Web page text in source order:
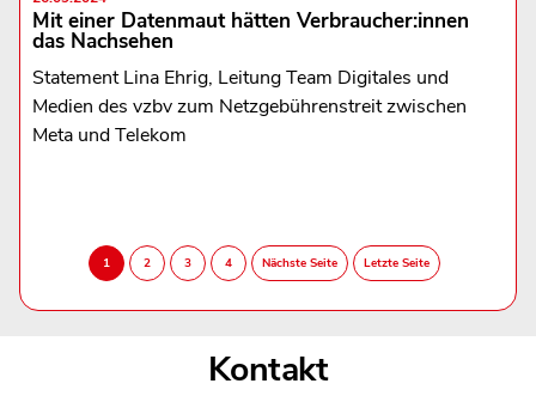
Mit einer Datenmaut hätten Verbraucher:innen
das Nachsehen
Statement Lina Ehrig, Leitung Team Digitales und
Medien des vzbv zum Netzgebührenstreit zwischen
Meta und Telekom
Kontakt